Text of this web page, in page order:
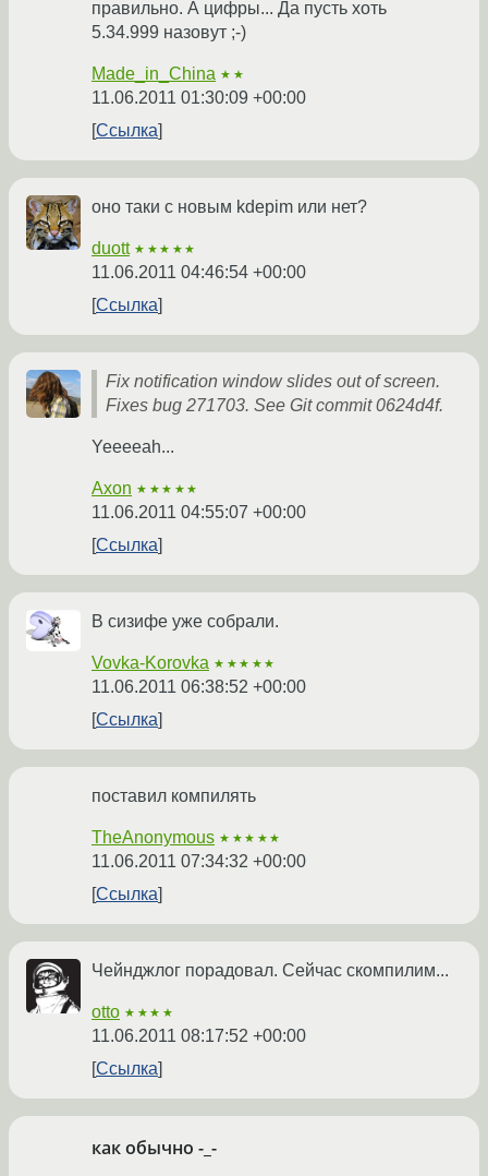
правильно. А цифры... Да пусть хоть
5.34.999 назовут ;-)
Made_in_China ★★
11.06.2011 01:30:09 +00:00
Ссылка
оно таки с новым kdepim или нет?
duott ★★★★★
11.06.2011 04:46:54 +00:00
Ссылка
Fix notification window slides out of screen.
Fixes bug 271703. See Git commit 0624d4f.
Yeeeeah...
Axon ★★★★★
11.06.2011 04:55:07 +00:00
Ссылка
В сизифе уже собрали.
Vovka-Korovka ★★★★★
11.06.2011 06:38:52 +00:00
Ссылка
поставил компилять
TheAnonymous ★★★★★
11.06.2011 07:34:32 +00:00
Ссылка
Чейнджлог порадовал. Сейчас скомпилим...
otto ★★★★
11.06.2011 08:17:52 +00:00
Ссылка
как обычно -_-